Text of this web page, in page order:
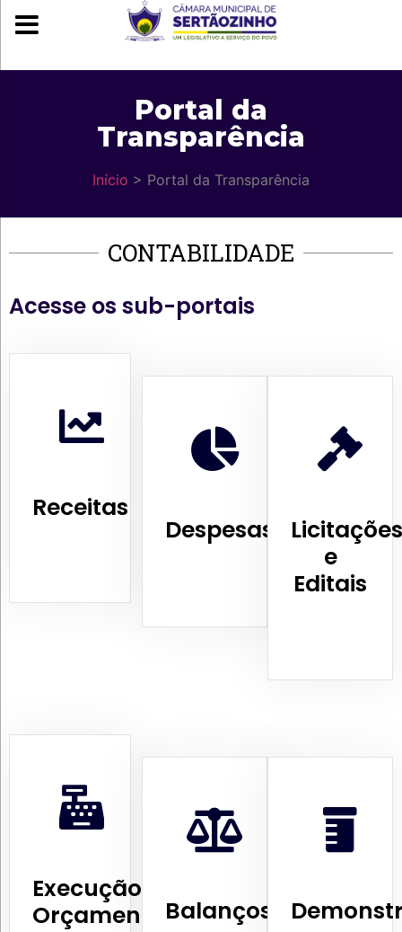
Portal da
Transparência
Início > Portal da Transparência
CONTABILIDADE
Acesse os sub-portais
Receitas
Despesas
e
Editais
Execução
OrçamentáriaBalanços